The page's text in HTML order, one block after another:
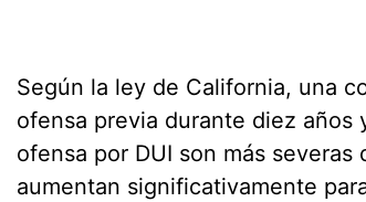
Según la ley de California, una
ofensa previa durante diez años
ofensa por DUI son más
aumentan significativamente